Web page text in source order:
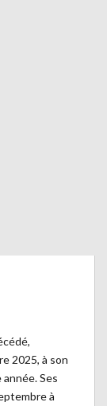
2025, à son
Ses
à